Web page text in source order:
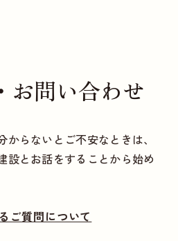
お問い合わせ
らないとご不安なときは、
設とお話をすることから始め
ご質問について